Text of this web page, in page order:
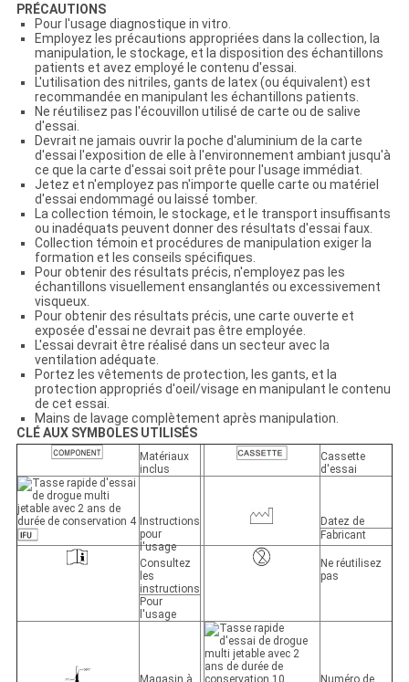
PRÉCAUTIONS
Pour l'usage diagnostique in vitro.
Employez les précautions appropriées dans la collection, la
manipulation, le stockage, et la disposition des échantillons
patients et avez employé le contenu d'essai.
L'utilisation des nitriles, gants de latex (ou équivalent) est
recommandée en manipulant les échantillons patients.
Ne réutilisez pas l'écouvillon utilisé de carte ou de salive
d'essai.
Devrait ne jamais ouvrir la poche d'aluminium de la carte
d'essai l'exposition de elle à l'environnement ambiant jusqu'à
ce que la carte d'essai soit prête pour l'usage immédiat.
Jetez et n'employez pas n'importe quelle carte ou matériel
d'essai endommagé ou laissé tomber.
La collection témoin, le stockage, et le transport insuffisants
ou inadéquats peuvent donner des résultats d'essai faux.
Collection témoin et procédures de manipulation exiger la
formation et les conseils spécifiques.
Pour obtenir des résultats précis, n'employez pas les
échantillons visuellement ensanglantés ou excessivement
visqueux.
Pour obtenir des résultats précis, une carte ouverte et
exposée d'essai ne devrait pas être employée.
L'essai devrait être réalisé dans un secteur avec la
ventilation adéquate.
Portez les vêtements de protection, les gants, et la
protection appropriés d'oeil/visage en manipulant le contenu
de cet essai.
Mains de lavage complètement après manipulation.
CLÉ AUX SYMBOLES UTILISÉS
Matériaux
inclus
Cassette
d'essai
Instructions
pour
l'usage
Datez de
Fabricant
Consultez
les
instructions
Ne réutilisez
pas
Pour
l'usage
Magasin à
Numéro de